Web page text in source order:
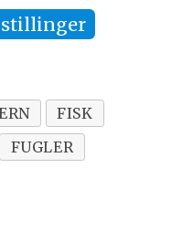
stillinger
FISK
FUGLER